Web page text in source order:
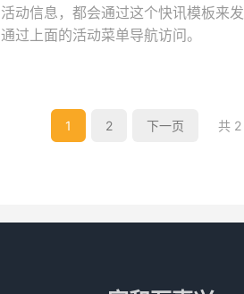
活动信息，都会通过这个快讯模板来
通过上面的活动菜单导航访问。
1 2 下一页 共 2